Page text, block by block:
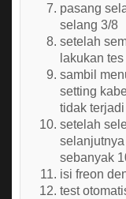
pasang
selang 3/8
setelah
lakukan
sambil
setting
tidak
setelah
sebanyak
isi freon
test